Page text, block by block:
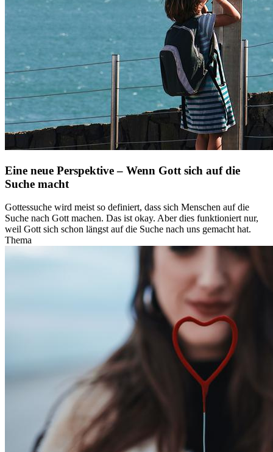
Eine neue Perspektive – Wenn Gott sich auf die
Suche macht
Gottessuche wird meist so definiert, dass sich Menschen auf die
Suche nach Gott machen. Das ist okay. Aber dies funktioniert nur,
weil Gott sich schon längst auf die Suche nach uns gemacht hat.
Thema